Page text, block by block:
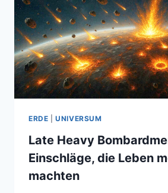
ERDE |UNIVERSUM
Late Heavy
Einschläge, die Leben
machten